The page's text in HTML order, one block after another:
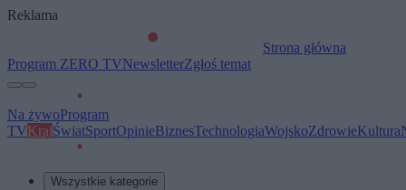
Reklama
Strona główna
Program ZERO TVNewsletterZgłoś temat
Na żywoProgram
TVKrajŚwiatSportOpinieBiznesTechnologiaWojskoZdrowieKultura
Wszystkie kategorie